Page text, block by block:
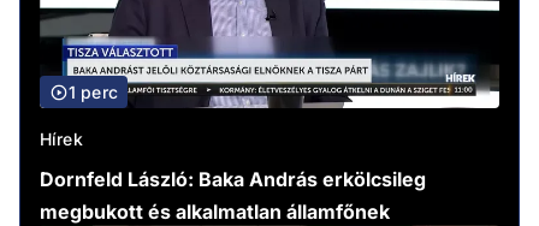
1 perc
Hírek
Dornfeld László: Baka András erkölcsileg
megbukott és alkalmatlan államfőnek